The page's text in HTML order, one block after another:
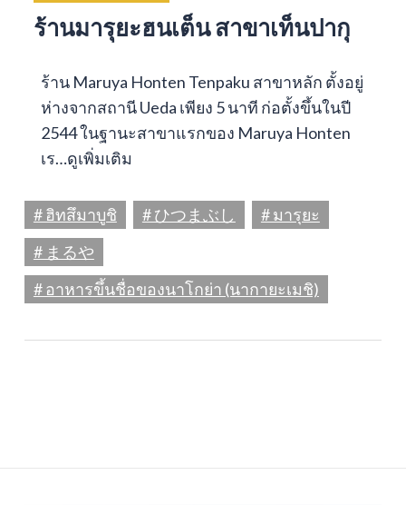
ร้านมารุยะฮนเต็น สาขาเท็นปากุ
ร้าน Maruya Honten Tenpaku สาขาหลัก ตั้งอยู่
ห่างจากสถานี Ueda เพียง 5 นาที ก่อตั้งขึ้นในปี
2544 ในฐานะสาขาแรกของ Maruya Honten
เร…ดูเพิ่มเติม
# ฮิทสึมาบูชิ # ひつまぶし
# มารุยะ
# まるや
# อาหารขึ้นชื่อของนาโกย่า (นากายะเมชิ)